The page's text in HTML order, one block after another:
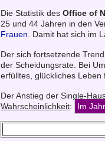
Die Statistik desOffice of
25 und 44 Jahren in den
Frauen. Damit hat sich im
Der sich fortsetzende
der Scheidungsrate. Bei
erfülltes, glückliches Leben
Der Anstieg der Single-
Wahrscheinlichkeit: Im